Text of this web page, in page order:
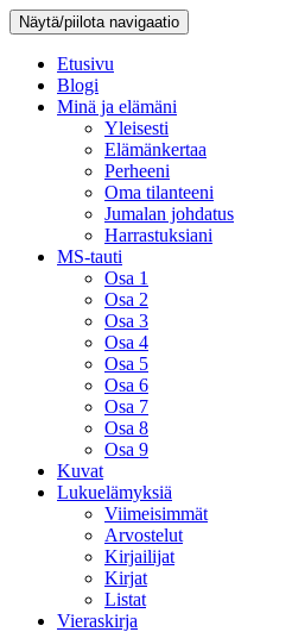
Näytä/piilota navigaatio
Etusivu
Blogi
Minä ja elämäni
Yleisesti
Elämänkertaa
Perheeni
Oma tilanteeni
Jumalan johdatus
Harrastuksiani
MS-tauti
Osa 1
Osa 2
Osa 3
Osa 4
Osa 5
Osa 6
Osa 7
Osa 8
Osa 9
Kuvat
Lukuelämyksiä
Viimeisimmät
Arvostelut
Kirjailijat
Kirjat
Listat
Vieraskirja